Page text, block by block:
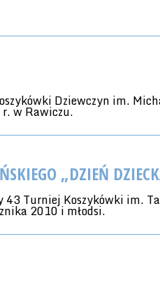
Dziewczyn im.
w Rawiczu.
„DZIEŃ
Turniej Koszykówki im.
2010 i młodsi.